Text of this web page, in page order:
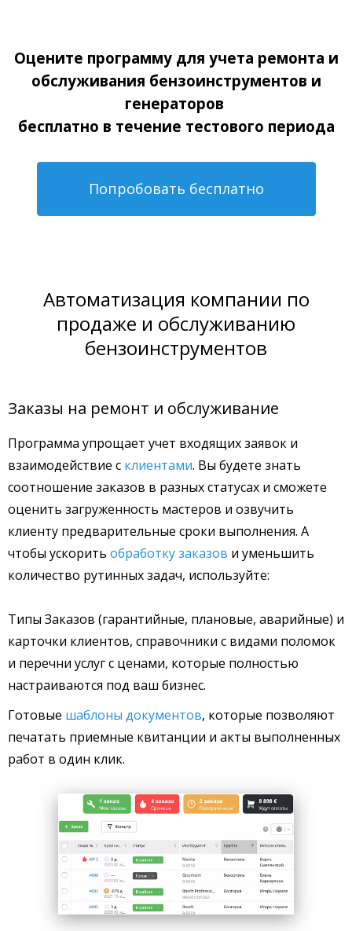
Оцените программу для учета ремонта и
обслуживания бензоинструментов и
генераторов
бесплатно в течение тестового периода
Попробовать бесплатно
Автоматизация компании по
продаже и обслуживанию
бензоинструментов
Заказы на ремонт и обслуживание
Программа упрощает учет входящих заявок и
взаимодействие с клиентами. Вы будете знать
соотношение заказов в разных статусах и сможете
оценить загруженность мастеров и озвучить
клиенту предварительные сроки выполнения. А
чтобы ускорить обработку заказов и уменьшить
количество рутинных задач, используйте:
Типы Заказов (гарантийные, плановые, аварийные) и
карточки клиентов, справочники с видами поломок
и перечни услуг с ценами, которые полностью
настраиваются под ваш бизнес.
Готовые шаблоны документов, которые позволяют
печатать приемные квитанции и акты выполненных
работ в один клик.